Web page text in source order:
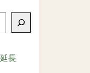
延長